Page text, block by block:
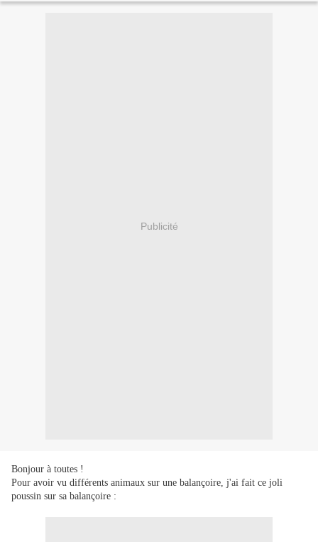
Publicité
Bonjour à toutes !
Pour avoir vu différents animaux sur une balançoire, j'ai fait ce joli
poussin sur sa balançoire :